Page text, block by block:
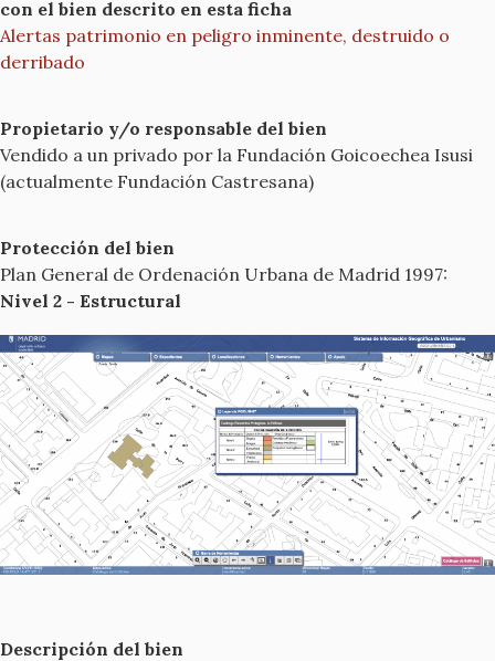
con el bien descrito en esta ficha
Alertas patrimonio en peligro inminente, destruido o
derribado
Propietario y/o responsable del bien
Vendido a un privado por la Fundación Goicoechea Isusi
(actualmente Fundación Castresana)
Protección del bien
Plan General de Ordenación Urbana de Madrid 1997:
Nivel 2 - Estructural
Descripción del bien